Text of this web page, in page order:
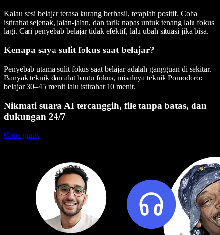
Kalau sesi belajar terasa kurang berhasil, tetaplah positif. Coba
istirahat sejenak, jalan-jalan, dan tarik napas untuk tenang lalu fokus
lagi. Cari penyebab belajar tidak efektif, lalu ubah situasi jika bisa.
Kenapa saya sulit fokus saat belajar?
Penyebab utama sulit fokus saat belajar adalah gangguan di sekitar.
Banyak teknik dan alat bantu fokus, misalnya teknik Pomodoro:
belajar 30–45 menit lalu istirahat 10 menit.
Nikmati suara AI tercanggih, file tanpa batas, dan
dukungan 24/7
Coba gratis